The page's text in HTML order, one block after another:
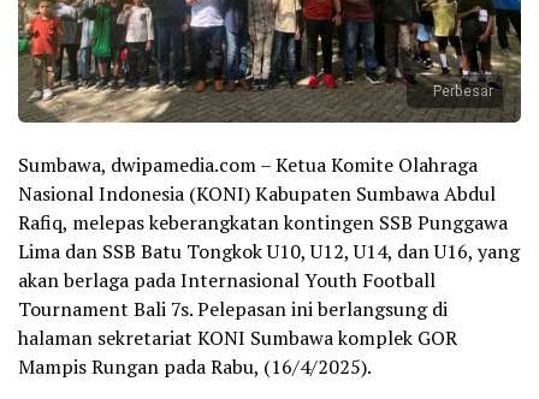
Perbesar
Sumbawa, dwipamedia.com – Ketua Komite Olahraga
Nasional Indonesia (KONI) Kabupaten Sumbawa Abdul
Rafiq, melepas keberangkatan kontingen SSB Punggawa
Lima dan SSB Batu Tongkok U10, U12, U14, dan U16, yang
akan berlaga pada Internasional Youth Football
Tournament Bali 7s. Pelepasan ini berlangsung di
halaman sekretariat KONI Sumbawa komplek GOR
Mampis Rungan pada Rabu, (16/4/2025).